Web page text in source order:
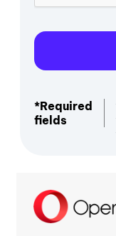
*Required
fields